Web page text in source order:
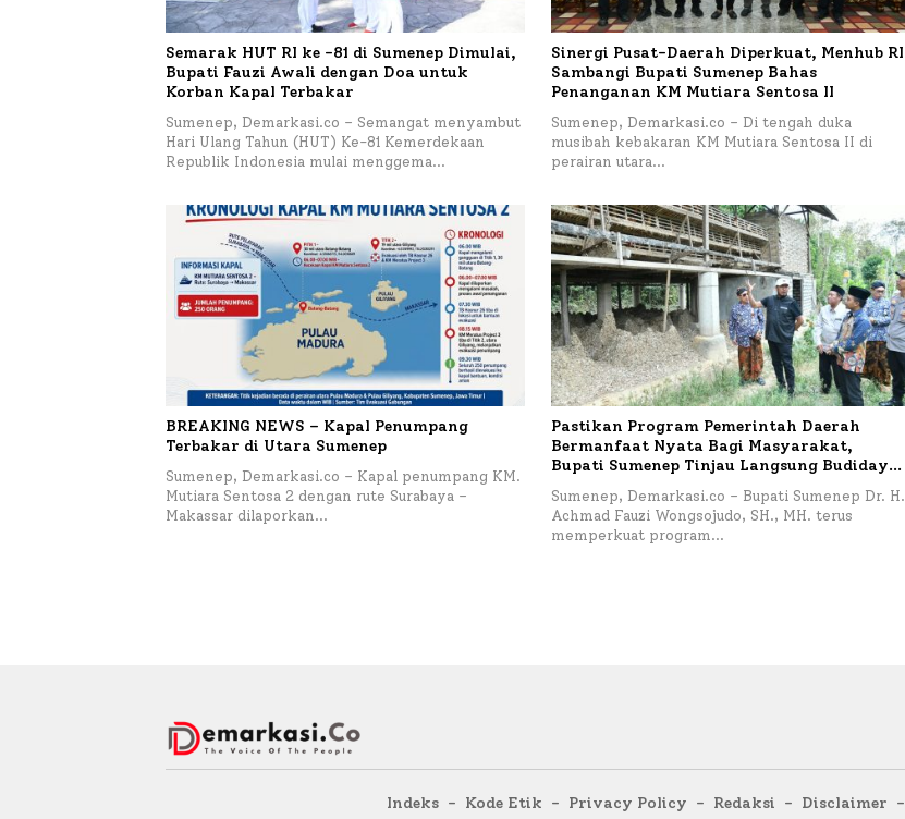
Semarak HUT RI ke -81 di Sumenep Dimulai,
Bupati Fauzi Awali dengan Doa untuk
Korban Kapal Terbakar
Sumenep, Demarkasi.co – Semangat menyambut
Hari Ulang Tahun (HUT) Ke-81 Kemerdekaan
Republik Indonesia mulai menggema…
Sinergi Pusat-Daerah Diperkuat, Menhub RI
Sambangi Bupati Sumenep Bahas
Penanganan KM Mutiara Sentosa II
Sumenep, Demarkasi.co – Di tengah duka
musibah kebakaran KM Mutiara Sentosa II di
perairan utara…
BREAKING NEWS – Kapal Penumpang
Terbakar di Utara Sumenep
Sumenep, Demarkasi.co – Kapal penumpang KM.
Mutiara Sentosa 2 dengan rute Surabaya –
Makassar dilaporkan…
Pastikan Program Pemerintah Daerah
Bermanfaat Nyata Bagi Masyarakat,
Bupati Sumenep Tinjau Langsung Budidaya
Lele dan Ayam Petelur di Desa Bataal Timur
Sumenep, Demarkasi.co – Bupati Sumenep Dr. H.
Achmad Fauzi Wongsojudo, SH., MH. terus
memperkuat program…
Indeks Kode Etik Privacy Policy Redaksi Disclaimer